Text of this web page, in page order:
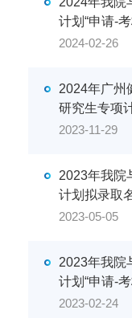
计划“申请-
2024-02-26
2024年广州
研究生专项
2023-11-29
2023年我院
计划拟录取
2023-05-05
2023年我院
计划“申请-
2023-02-24